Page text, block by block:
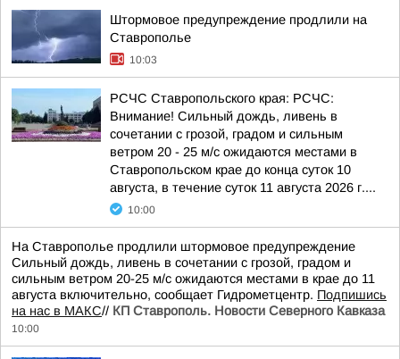
Штормовое предупреждение продлили на
Ставрополье
10:03
РСЧС Ставропольского края: РСЧС:
Внимание! Сильный дождь, ливень в
сочетании с грозой, градом и сильным
ветром 20 - 25 м/с ожидаются местами в
Ставропольском крае до конца суток 10
августа, в течение суток 11 августа 2026 г....
10:00
На Ставрополье продлили штормовое предупреждение
Сильный дождь, ливень в сочетании с грозой, градом и
сильным ветром 20-25 м/с ожидаются местами в крае до 11
августа включительно, сообщает Гидрометцентр. Подпишись
на нас в МАКС// КП Ставрополь. Новости Северного Кавказа
10:00